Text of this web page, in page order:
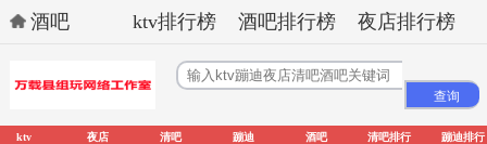
酒吧 ktv排行榜 酒吧排行榜 夜店排行榜
ktv 夜店 清吧 蹦迪 酒吧
清吧排行
蹦迪排行